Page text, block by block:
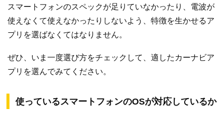
スマートフォンのスペックが足りていなかったり、電波が
使えなくて使えなかったりしないよう、特徴を生かせるア
プリを選ばなくてはなりません。
ぜひ、いま一度選び方をチェックして、適したカーナビア
プリを選んでみてください。
使っているスマートフォンのOSが対応しているか